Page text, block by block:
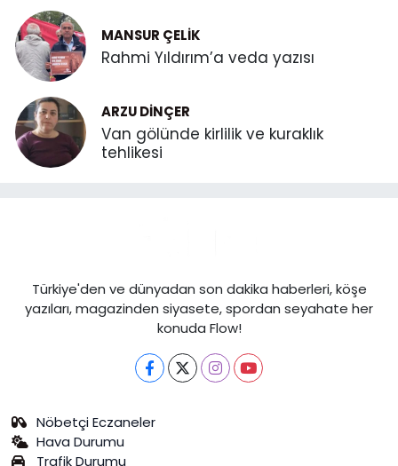
MANSUR ÇELIK
Rahmi Yıldırım’a veda yazısı
ARZU DINÇER
Van gölünde kirlilik ve kuraklık
tehlikesi
Türkiye'den ve dünyadan son dakika haberleri, köşe
yazıları, magazinden siyasete, spordan seyahate her
konuda Flow!
Nöbetçi Eczaneler
Hava Durumu
Trafik Durumu